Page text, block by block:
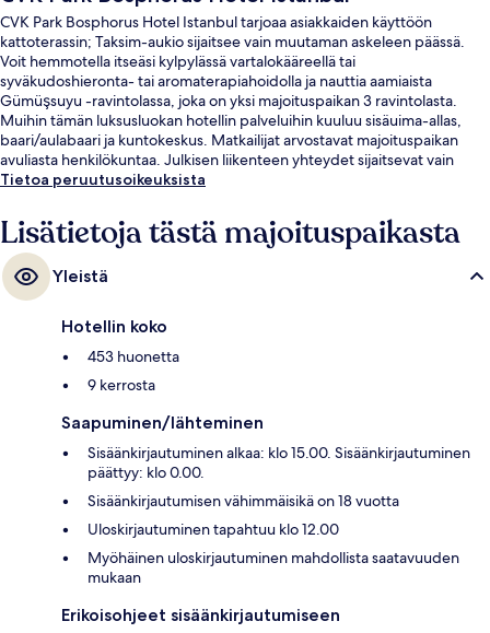
CVK Park Bosphorus Hotel Istanbul tarjoaa asiakkaiden käyttöön
kattoterassin; Taksim-aukio sijaitsee vain muutaman askeleen päässä.
Voit hemmotella itseäsi kylpylässä vartalokääreellä tai
syväkudoshieronta- tai aromaterapiahoidolla ja nauttia aamiaista
Gümüşsuyu -ravintolassa, joka on yksi majoituspaikan 3 ravintolasta.
Muihin tämän luksusluokan hotellin palveluihin kuuluu sisäuima-allas,
baari/aulabaari ja kuntokeskus. Matkailijat arvostavat majoituspaikan
avuliasta henkilökuntaa. Julkisen liikenteen yhteydet sijaitsevat vain
lyhyen kävelymatkan päässä: Taksimin metroasema sijaitsee 4 minuutin
Tietoa peruutusoikeuksista
Lisätietoja tästä majoituspaikasta
Yleistä
Hotellin koko
453 huonetta
9 kerrosta
Saapuminen/lähteminen
Sisäänkirjautuminen alkaa: klo 15.00. Sisäänkirjautuminen
päättyy: klo 0.00.
Sisäänkirjautumisen vähimmäisikä on 18 vuotta
Uloskirjautuminen tapahtuu klo 12.00
Myöhäinen uloskirjautuminen mahdollista saatavuuden
mukaan
Erikoisohjeet sisäänkirjautumiseen